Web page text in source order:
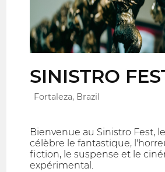
SINISTRO
Fortaleza, Brazil
Bienvenue au Sinistro Fest,
célèbre le fantastique,
fiction, le suspense et le
expérimental.